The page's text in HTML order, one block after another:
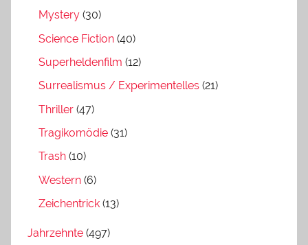
Mystery (30)
Science Fiction (40)
Superheldenfilm (12)
Surrealismus / Experimentelles (21)
Thriller (47)
Tragikomödie (31)
Trash (10)
Western (6)
Zeichentrick (13)
Jahrzehnte (497)